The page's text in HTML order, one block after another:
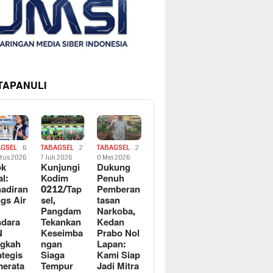
6
2026
Air
TABAGSEL
2
7 Juli 2026
Kunjungi
Kodim
0212/Tap
sel,
Pangdam
Tekankan
Keseimba
ngan
Siaga
Tempur
TABAGSEL
2
0 Mei 2026
Dukung
Penuh
Pemberan
tasan
Narkoba,
Kedan
Prabo Nol
Lapan:
Kami Siap
Jadi Mitra